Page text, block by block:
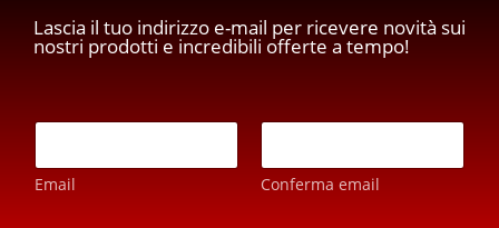
Lascia il tuo indirizzo e-mail per ricevere novità sui
nostri prodotti e incredibili offerte a tempo!
i
l
E
a
iEmail Conferma email